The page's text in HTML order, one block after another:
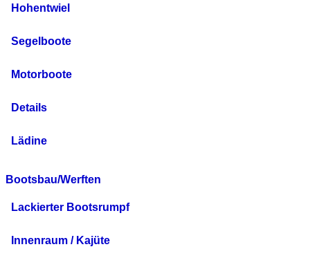
Hohentwiel
Segelboote
Motorboote
Details
Lädine
Bootsbau/Werften
Lackierter Bootsrumpf
Innenraum / Kajüte